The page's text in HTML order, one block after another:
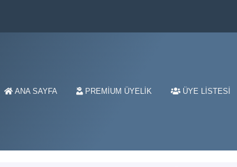
ANA SAYFA PREMIUM ÜYELIK ÜYE LISTESI